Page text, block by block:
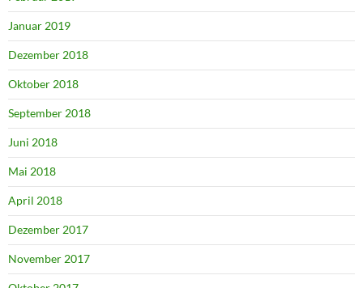
Januar 2019
Dezember 2018
Oktober 2018
September 2018
Juni 2018
Mai 2018
April 2018
Dezember 2017
November 2017